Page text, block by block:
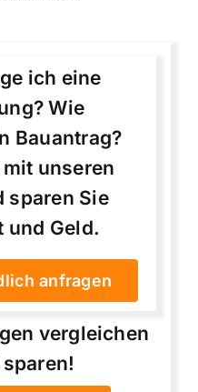
ich eine
Wie
Bauantrag?
unseren
sparen Sie
und Geld.
anfragen
vergleichen